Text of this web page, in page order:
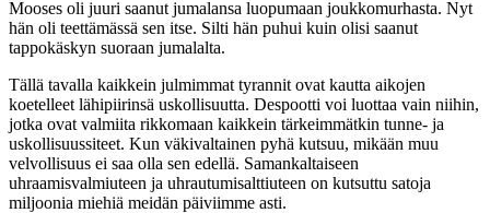
Mooses oli juuri saanut jumalansa luopumaan joukkomurhasta. Nyt
hän oli teettämässä sen itse. Silti hän puhui kuin olisi saanut
tappokäskyn suoraan jumalalta.
Tällä tavalla kaikkein julmimmat tyrannit ovat kautta aikojen
koetelleet lähipiirinsä uskollisuutta. Despootti voi luottaa vain niihin,
jotka ovat valmiita rikkomaan kaikkein tärkeimmätkin tunne- ja
uskollisuussiteet. Kun väkivaltainen pyhä kutsuu, mikään muu
velvollisuus ei saa olla sen edellä. Samankaltaiseen
uhraamisvalmiuteen ja uhrautumisalttiuteen on kutsuttu satoja
miljoonia miehiä meidän päiviimme asti.